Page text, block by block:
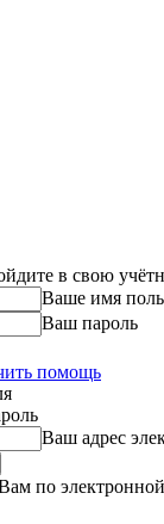
в свою
Ваше имя
Ваш пароль
помощь
Ваш адрес
по